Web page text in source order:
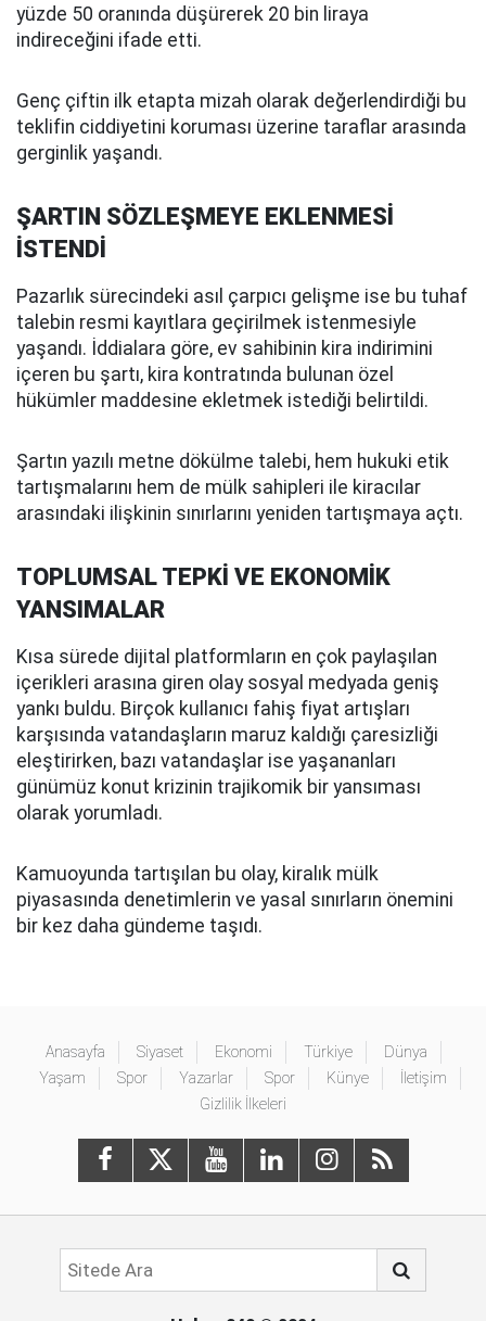
yüzde 50 oranında düşürerek 20 bin liraya
indireceğini ifade etti.
Genç çiftin ilk etapta mizah olarak değerlendirdiği bu
teklifin ciddiyetini koruması üzerine taraflar arasında
gerginlik yaşandı.
ŞARTIN SÖZLEŞMEYE EKLENMESİ
İSTENDİ
Pazarlık sürecindeki asıl çarpıcı gelişme ise bu tuhaf
talebin resmi kayıtlara geçirilmek istenmesiyle
yaşandı. İddialara göre, ev sahibinin kira indirimini
içeren bu şartı, kira kontratında bulunan özel
hükümler maddesine ekletmek istediği belirtildi.
Şartın yazılı metne dökülme talebi, hem hukuki etik
tartışmalarını hem de mülk sahipleri ile kiracılar
arasındaki ilişkinin sınırlarını yeniden tartışmaya açtı.
TOPLUMSAL TEPKİ VE EKONOMİK
YANSIMALAR
Kısa sürede dijital platformların en çok paylaşılan
içerikleri arasına giren olay sosyal medyada geniş
yankı buldu. Birçok kullanıcı fahiş fiyat artışları
karşısında vatandaşların maruz kaldığı çaresizliği
eleştirirken, bazı vatandaşlar ise yaşananları
günümüz konut krizinin trajikomik bir yansıması
olarak yorumladı.
Kamuoyunda tartışılan bu olay, kiralık mülk
piyasasında denetimlerin ve yasal sınırların önemini
bir kez daha gündeme taşıdı.
Anasayfa Siyaset Ekonomi Türkiye
Dünya
Yaşam
Spor Yazarlar Spor Künye
İletişim
Gizlilik İlkeleri